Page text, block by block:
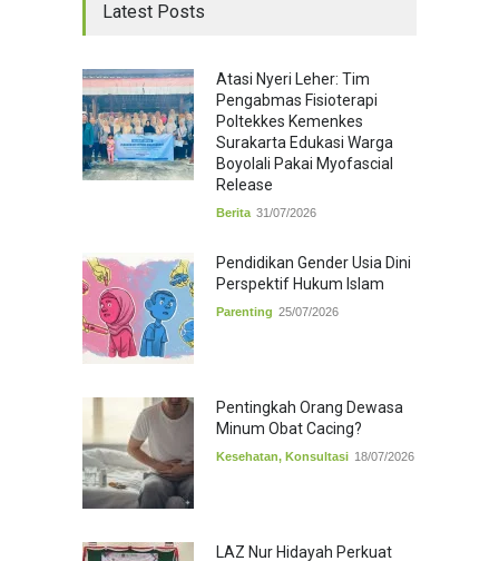
Latest Posts
Atasi Nyeri Leher: Tim
Pengabmas Fisioterapi
Poltekkes Kemenkes
Surakarta Edukasi Warga
Boyolali Pakai Myofascial
Release
Berita 31/07/2026
Pendidikan Gender Usia Dini
Perspektif Hukum Islam
Parenting 25/07/2026
Pentingkah Orang Dewasa
Minum Obat Cacing?
Kesehatan, Konsultasi 18/07/2026
LAZ Nur Hidayah Perkuat